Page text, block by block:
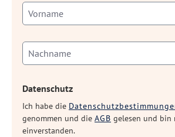
Datenschutz
Ich habe die
genommen und die AGB gelesen und bin
einverstanden.